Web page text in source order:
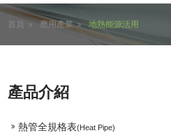
首頁 應用產業 地熱能源活用
產品介紹
熱管全規格表(Heat Pipe)